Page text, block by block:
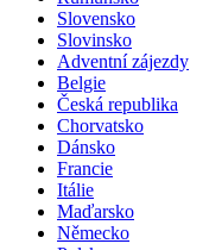
Slovensko
Slovinsko
Adventní zájezdy
Belgie
Česká republika
Chorvatsko
Dánsko
Francie
Itálie
Maďarsko
Německo